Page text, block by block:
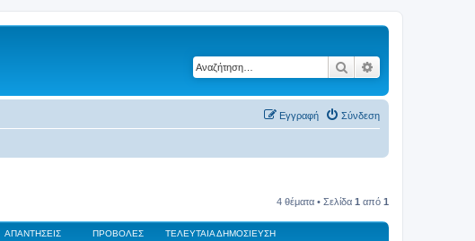
Αναζήτηση
Σύνδεση
Εγγραφή
4 θέματα • Σελίδα 1 από 1
ΑΠΑΝΤΉΣΕΙΣ ΠΡΟΒΟΛΈΣ ΤΕΛΕΥΤΑΊΑ ΔΗΜΟΣΊΕΥΣΗ